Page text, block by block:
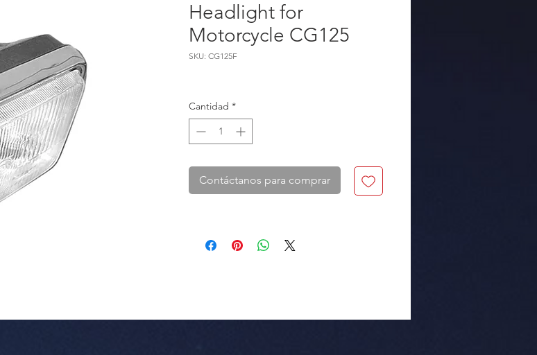
Headlight for
Motorcycle CG125
SKU: CG125F
Cantidad *
Contáctanos para comprar